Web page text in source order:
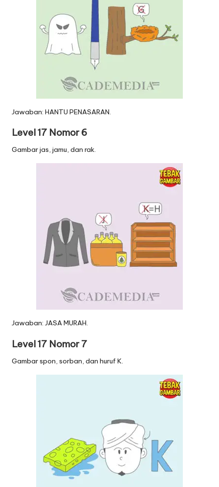
Jawaban: HANTU PENASARAN.
Level 17 Nomor 6
Gambar jas, jamu, dan rak.
Jawaban: JASA MURAH.
Level 17 Nomor 7
Gambar spon, sorban, dan huruf K.